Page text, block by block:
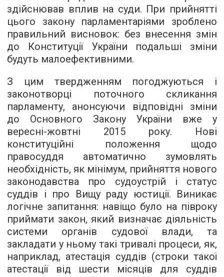
здійснював вплив на суди. При прийнятті
цього закону парламентаріями зроблено
правильний висновок: без внесення змін
до Конституції України подальші зміни
будуть малоефективними.
З цим твердженням погоджуються і
законотворці поточного скликання
парламенту, анонсуючи відповідні зміни
до Основного Закону України вже у
вересні-жовтні 2015 року. Нові
конституційні положення щодо
правосуддя автоматично зумовлять
необхідність, як мінімум, прийняття нового
законодавства про судоустрій і статус
суддів і про Вищу раду юстиції. Виникає
логічне запитання: навіщо було на півроку
приймати закон, який визначає діяльність
системи органів судової влади, та
закладати у ньому такі тривалі процеси, як,
наприклад, атестація суддів (строки такої
атестації від шести місяців для суддів